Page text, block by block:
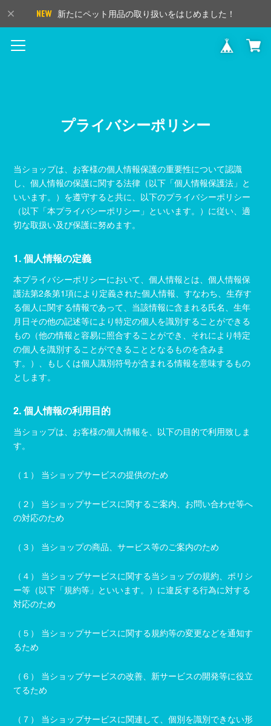
新たにペット用品の取り扱いをはじめました！
プライバシーポリシー
当ショップは、お客様の個人情報保護の重要性について認識
し、個人情報の保護に関する法律（以下「個人情報保護法」と
いいます。）を遵守すると共に、以下のプライバシーポリシー
（以下「本プライバシーポリシー」といいます。）に従い、適
切な取扱い及び保護に努めます。
1. 個人情報の定義
本プライバシーポリシーにおいて、個人情報とは、個人情報保
護法第2条第1項により定義された個人情報、すなわち、生存す
る個人に関する情報であって、当該情報に含まれる氏名、生年
月日その他の記述等により特定の個人を識別することができる
もの（他の情報と容易に照合することができ、それにより特定
の個人を識別することができることとなるものを含みま
す。）、もしくは個人識別符号が含まれる情報を意味するもの
とします。
2. 個人情報の利用目的
当ショップは、お客様の個人情報を、以下の目的で利用致しま
す。
（１） 当ショップサービスの提供のため
（２） 当ショップサービスに関するご案内、お問い合わせ等へ
の対応のため
（３） 当ショップの商品、サービス等のご案内のため
（４） 当ショップサービスに関する当ショップの規約、ポリシ
ー等（以下「規約等」といいます。）に違反する行為に対する
対応のため
（５） 当ショップサービスに関する規約等の変更などを通知す
るため
（６） 当ショップサービスの改善、新サービスの開発等に役立
てるため
（７） 当ショップサービスに関連して、個別を識別できない形